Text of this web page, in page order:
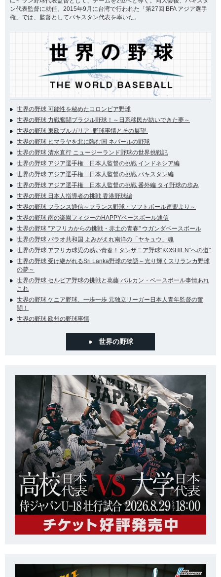
ン代表監督に就任。2015年9月に台湾で行われた「第27回 BFA アジア選手
権」では、監督としてパキスタン代表を率いた。
世界の野球 可能性を秘めたコロンビア野球
世界の野球 力戦奮闘ブラジル野球！～日系移民が紡いできた夢～
世界の野球 東欧ブルガリア -野球事情とその展望-
世界の野球 ヒマラヤを北に臨む国 ネパールの野球
世界の野球 清水直行 ニュージーランド野球の世界挑戦記
世界の野球 アジア選手権 日本人監督の挑戦 インドネシア編
世界の野球 アジア選手権 日本人監督の挑戦 パキスタン編
世界の野球 アジア選手権 日本人監督の挑戦 番外編 タイ野球の歩み
世界の野球 日本人指導者の挑戦 香港野球編
世界の野球 フランス通信～フランス野球・ソフトボール連盟より～
世界の野球 南の楽園フィジーのHAPPYベースボール通信
世界の野球 "アフリカからの挑戦・赤土の青春" ウガンダベースボール
世界の野球 パラオ共和国 よみがえれ南洋の「ヤキュウ」魂
世界の野球 アフリカ球児の熱い青春！タンザニア野球“KOSHIEN”への道"
世界の野球 受け継がれるSri Lanka野球の物語～光り輝くスリランカ野球
の夢～
世界の野球 セルビア野球の挑戦と葛藤 バルカン・ベースボール事情あれ
これ
世界の野球 ケニア野球、一歩一歩 元独立リーガー日本人青年監督の奮
闘！
世界の野球 欧州の野球事情
世界の野球